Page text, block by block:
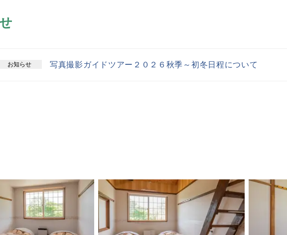
お知らせ 写真撮影ガイドツアー２０２６秋季～初冬日程について